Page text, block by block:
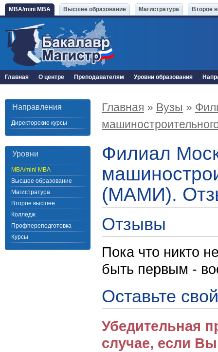
MBA/mini MBA Высшее образование Магистратура Второе
Главная О центре Преподавателям Уровни образования
Направления
Директорские курсы
Уровни
MBA/mini MBA
Высшее образование
Магистратура
Второе высшее
Колледж
Профпереподготовка
Курсы
Главная » Вузы »
Филиал
(МАМИ).
Отзывы
Пока что никто
быть первым -
Оставьте
Убедительная
случае, если